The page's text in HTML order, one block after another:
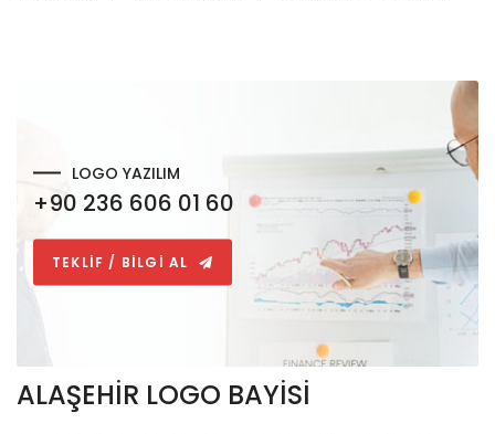
LOGO YAZILIM
+90 236 606 01 60
TEKLİF / BİLGİ AL
ALAŞEHİR LOGO BAYİSİ